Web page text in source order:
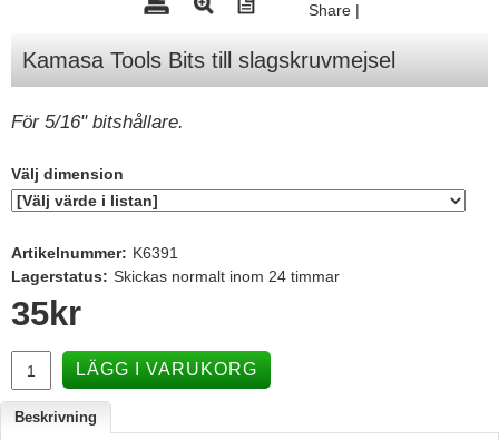
Minn Kota - elmotorer
TK Trailer
Yanmar Servicedelar
Yamaha Servicedelar
Mercury Servicedelar
Garmin
Lowrance
Humminbird
Simrad
B&G
Share |
Kamasa Tools Bits till slagskruvmejsel
För 5/16" bitshållare.
Välj dimension
Artikelnummer: K6391
Lagerstatus: Skickas normalt inom 24 timmar
35kr
LÄGG I VARUKORG
Beskrivning